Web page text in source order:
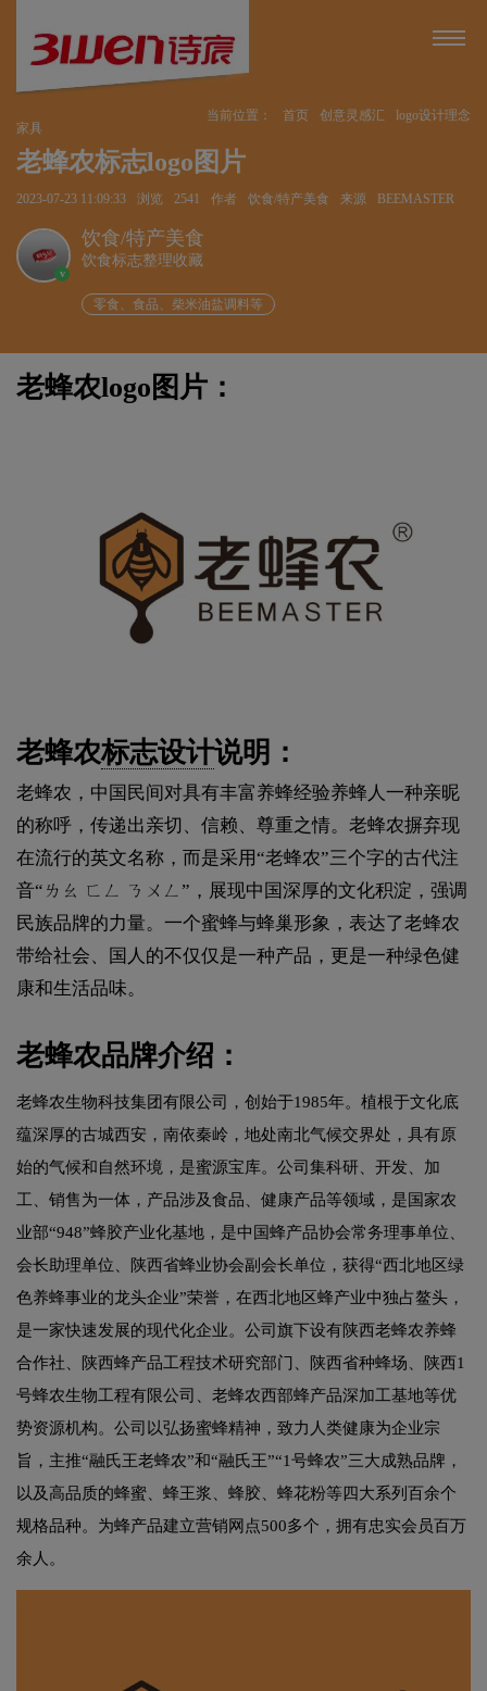
当前位置： 首页 创意灵感汇
logo设计理念
家具
老蜂农标志logo图片
2023-07-23 11:09:33 浏览 2541 作者 饮食/特产美食 来源 BEEMASTER
v
饮食/特产美食
饮食标志整理收藏
零食、食品、柴米油盐调料等
老蜂农logo图片：
老蜂农标志设计说明：
老蜂农，中国民间对具有丰富养蜂经验养蜂人一种亲昵
的称呼，传递出亲切、信赖、尊重之情。老蜂农摒弃现
在流行的英文名称，而是采用“老蜂农”三个字的古代注
音“ㄌㄠ ㄈㄥ ㄋㄨㄥ”，展现中国深厚的文化积淀，强调
民族品牌的力量。一个蜜蜂与蜂巢形象，表达了老蜂农
带给社会、国人的不仅仅是一种产品，更是一种绿色健
康和生活品味。
老蜂农品牌介绍：
老蜂农生物科技集团有限公司，创始于1985年。植根于文化底
蕴深厚的古城西安，南依秦岭，地处南北气候交界处，具有原
始的气候和自然环境，是蜜源宝库。公司集科研、开发、加
工、销售为一体，产品涉及食品、健康产品等领域，是国家农
业部“948”蜂胶产业化基地，是中国蜂产品协会常务理事单位、
会长助理单位、陕西省蜂业协会副会长单位，获得“西北地区绿
色养蜂事业的龙头企业”荣誉，在西北地区蜂产业中独占鳌头，
是一家快速发展的现代化企业。公司旗下设有陕西老蜂农养蜂
合作社、陕西蜂产品工程技术研究部门、陕西省种蜂场、陕西1
号蜂农生物工程有限公司、老蜂农西部蜂产品深加工基地等优
势资源机构。公司以弘扬蜜蜂精神，致力人类健康为企业宗
旨，主推“融氏王老蜂农”和“融氏王”“1号蜂农”三大成熟品牌，
以及高品质的蜂蜜、蜂王浆、蜂胶、蜂花粉等四大系列百余个
规格品种。为蜂产品建立营销网点500多个，拥有忠实会员百万
余人。